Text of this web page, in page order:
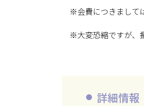
※会費につきまして
※大変恐縮ですが、
詳細情報